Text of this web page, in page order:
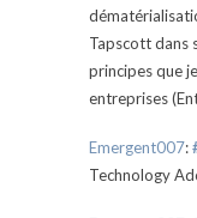
Tapscott dans
principes que
entreprises
Emergent007:
Technology